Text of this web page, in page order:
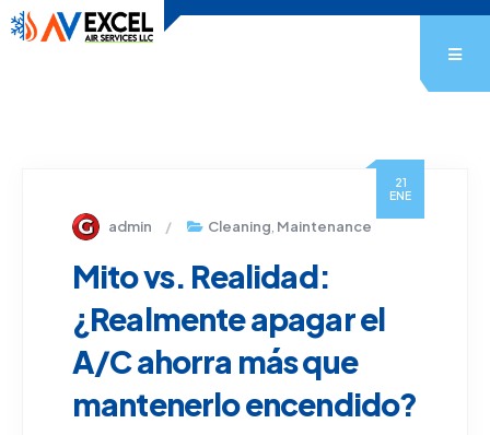
21
ENE
admin Cleaning Maintenance
Mito vs. Realidad:
¿Realmente apagar el
A/C ahorra más que
mantenerlo encendido?